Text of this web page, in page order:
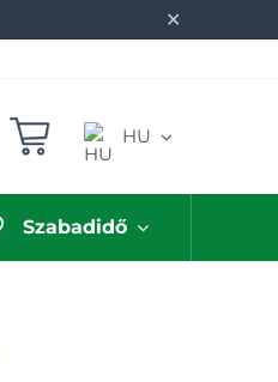
✕
HU
Szabadidő